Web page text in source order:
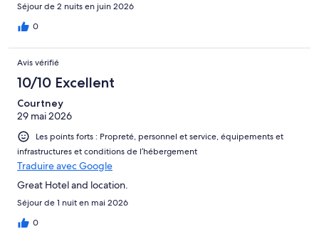
Séjour de 2 nuits en juin 2026
0
Avis vérifié
10/10 Excellent
Courtney
29 mai 2026
Les points forts : Propreté, personnel et service, équipements et
infrastructures et conditions de l’hébergement
Traduire avec Google
Great Hotel and location.
Séjour de 1 nuit en mai 2026
0